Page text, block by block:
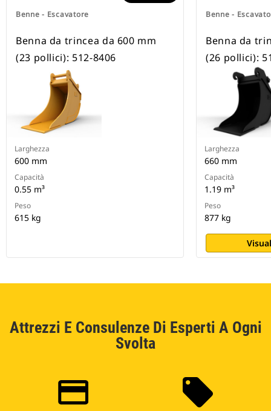
Benne - Escavatore
Benna da trincea da 600 mm
(23 pollici): 512-8406
Larghezza
600 mm
Capacità
0.55 m³
Peso
615 kg
Benne -
Benna da
(26 pollici):
Larghezza
660 mm
Capacità
1.19 m³
Peso
877 kg
Attrezzi E Consulenze Di Esperti A Ogni
Svolta